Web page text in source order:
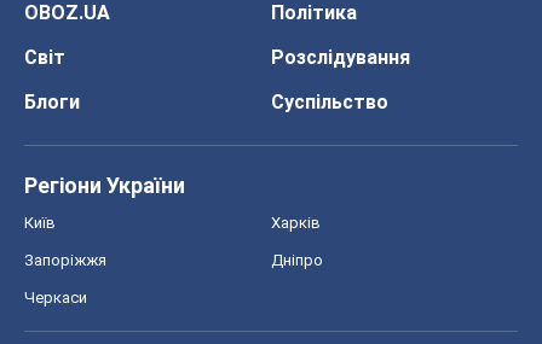
OBOZ.UA
Політика
Світ
Розслідування
Блоги
Суспільство
Регіони України
Київ Харків
Запоріжжя Дніпро
Черкаси